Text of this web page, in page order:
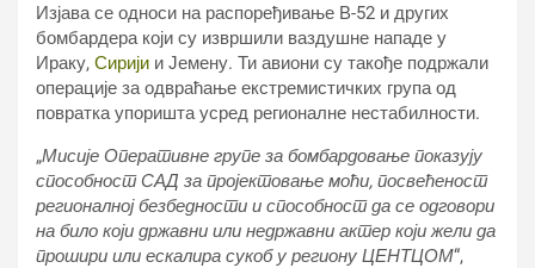
Изјава се односи на распоређивање В-52 и других
бомбардера који су извршили ваздушне нападе у
Ираку, Сирији и Јемену. Ти авиони су такође подржали
операције за одвраћање екстремистичких група од
повратка упоришта усред регионалне нестабилности.
„Мисије Оперативне групе за бомбардовање показују
способност САД за пројектовање моћи, посвећеност
регионалној безбедности и способност да се одговори
на било који државни или недржавни актер који жели да
прошири или ескалира сукоб у региону ЦЕНТЦОМ“,